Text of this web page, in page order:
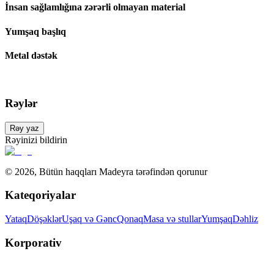
İnsan sağlamlığına zərərli olmayan material
Yumşaq başlıq
Metal dəstək
Rəylər
Rəy yaz
Rəyinizi bildirin
© 2026, Bütün haqqları Madeyra tərəfindən qorunur
Kateqoriyalar
YataqDöşəklərUşaq və GəncQonaqMasa və stullarYumşaqDəhliz
Korporativ